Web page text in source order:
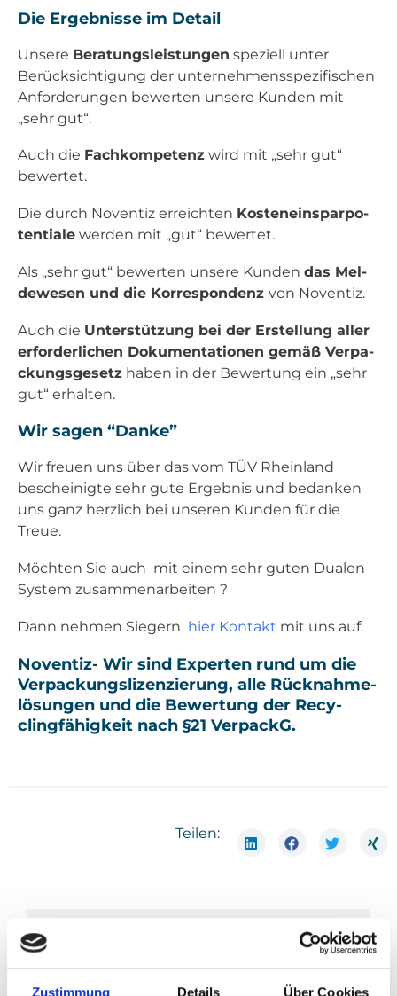
Zustimmung Details Über Cookies
Die Ergeb­nis­se im Detail
Unse­re Bera­tungs­leis­tun­gen spe­zi­ell unter
Berück­sich­ti­gung der unter­neh­mens­spe­zi­fi­schen
Anfor­de­run­gen bewer­ten unse­re Kun­den mit
„sehr gut“.
Auch die Fach­kom­pe­tenz wird mit „sehr gut“
bewer­tet.
Die durch Noven­tiz erreich­ten Kos­ten­ein­spar­po­
ten­tia­le wer­den mit „gut“ bewer­tet.
Als „sehr gut“ bewer­ten unse­re Kun­den das Mel­
de­we­sen und die Kor­re­spon­denz von Noven­tiz.
Auch die Unter­stüt­zung bei der Erstel­lung aller
erfor­der­li­chen Doku­men­ta­tio­nen gemäß Ver­pa­
ckungs­ge­setz haben in der Bewer­tung ein „sehr
gut“ erhal­ten.
Wir sagen “Dan­ke”
Wir freu­en uns über das vom TÜV Rhein­land
beschei­nig­te sehr gute Ergeb­nis und bedan­ken
uns ganz herz­lich bei unse­ren Kun­den für die
Treue.
Möch­ten Sie auch mit einem sehr guten Dua­len
Sys­tem zusam­men­ar­bei­ten ?
Dann neh­men Sie­gern hier Kon­takt mit uns auf.
Noven­tiz- Wir sind Exper­ten rund um die
Ver­pa­ckungs­li­zen­zie­rung, alle Rück­nah­me­
lö­sun­gen und die Bewer­tung der Recy­
cling­fä­hig­keit nach §21 Ver­packG.
Teilen:
Rücknahmelösungen und Bewertung der
Recyclingfähigkeit nach §21 VerpackG.